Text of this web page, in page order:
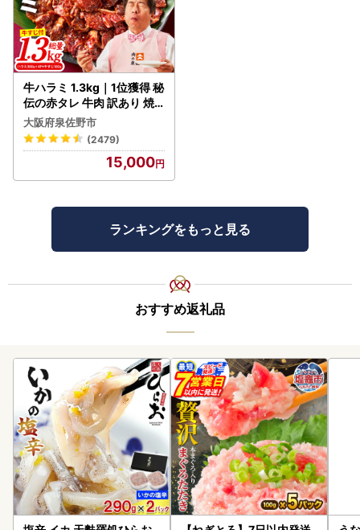
牛ハラミ 1.3kg｜1位獲得 秘
伝の赤タレ 牛肉 訳あり 焼
肉 BBQ
大阪府泉佐野市
(2479)
15,000
ランキングをもっと見る
おすすめ返礼品